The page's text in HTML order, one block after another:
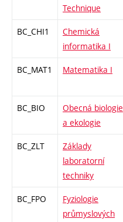
Technique
BC_CHI1
Chemická
informatika I
BC_MAT1 Matematika I
BC_BIO
Obecná biologie
a ekologie
BC_ZLT
Základy
laboratorní
techniky
BC_FPO
Fyziologie
průmyslových